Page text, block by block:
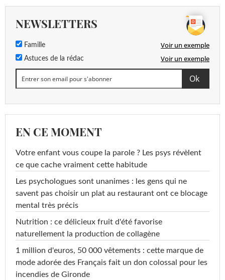
NEWSLETTERS
Famille Voir un exemple
Astuces de la rédac Voir un exemple
EN CE MOMENT
Votre enfant vous coupe la parole ? Les psys révèlent
ce que cache vraiment cette habitude
Les psychologues sont unanimes : les gens qui ne
savent pas choisir un plat au restaurant ont ce blocage
mental très précis
Nutrition : ce délicieux fruit d'été favorise
naturellement la production de collagène
1 million d'euros, 50 000 vêtements : cette marque de
mode adorée des Français fait un don colossal pour les
incendies de Gironde